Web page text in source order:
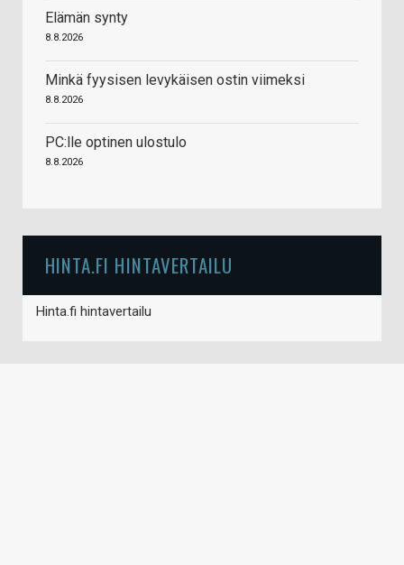
Elämän synty
8.8.2026
Minkä fyysisen levykäisen ostin viimeksi
8.8.2026
PC:lle optinen ulostulo
8.8.2026
HINTA.FI HINTAVERTAILU
Hinta.fi hintavertailu